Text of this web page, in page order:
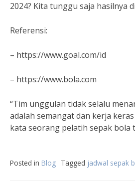
2024? Kita tunggu saja hasilnya
Referensi:
– https://www.goal.com/id
– https://www.bola.com
“Tim unggulan tidak selalu
adalah semangat dan kerja
kata seorang pelatih sepak bola
Posted in Blog Tagged jadwal sepak